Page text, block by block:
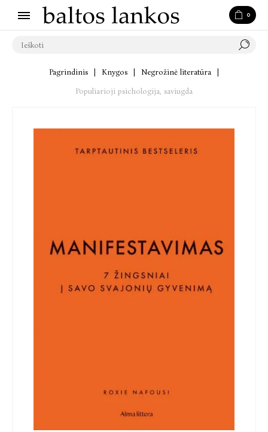
0
Pagrindinis Knygos Negrožinė literatūra
Populiarioji psichologija, saviugda